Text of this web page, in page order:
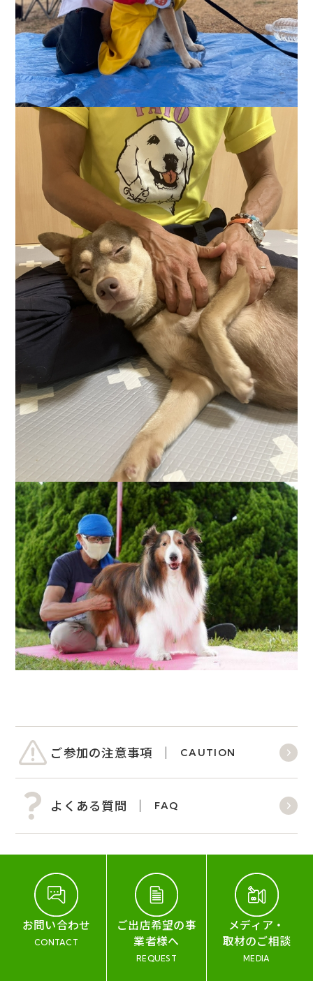
ご参加の注意事項 CAUTION
よくある質問 FAQ
お問い合わせ
CONTACT
ご出店希望の事
業者様へ
REQUEST
メディア・
取材のご相談
MEDIA